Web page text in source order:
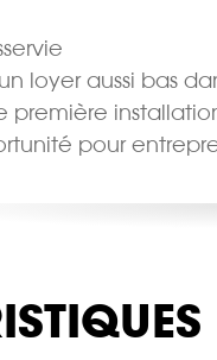
loyer aussi bas
première
pour